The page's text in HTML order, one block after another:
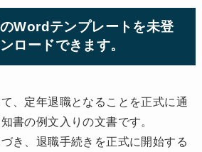
Wordテンプレートを未登
ロードできます。
、定年退職となることを正式に通
書の例文入りの文書です。
き、退職手続きを正式に開始する